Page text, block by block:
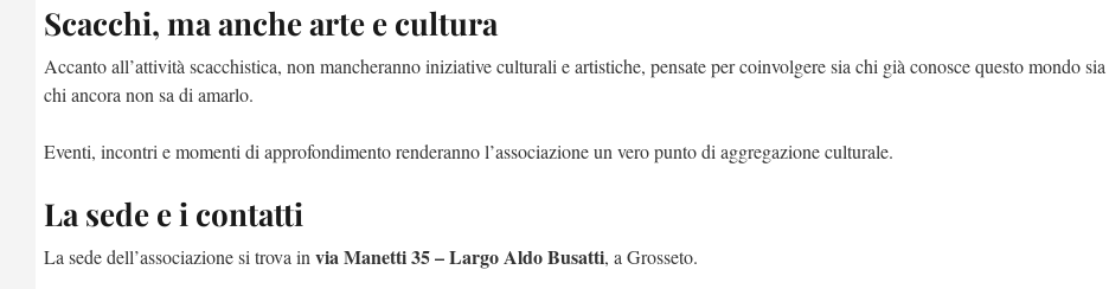
Scacchi, ma anche arte e cultura
Accanto all’attività scacchistica, non mancheranno iniziative culturali e artistiche, pensate per coinvolgere sia chi già conosce questo mondo sia
chi ancora non sa di amarlo.
Eventi, incontri e momenti di approfondimento renderanno l’associazione un vero punto di aggregazione culturale.
La sede e i contatti
La sede dell’associazione si trova in via Manetti 35 – Largo Aldo Busatti, a Grosseto.